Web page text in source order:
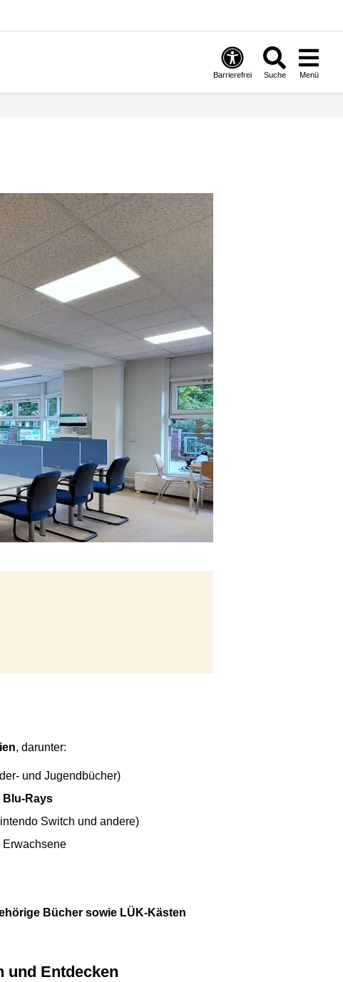
Barrierefrei Suche Menü
, darunter:
und Jugendbücher)
Blu-Rays
Switch und andere)
Erwachsene
Bücher sowie LÜK-Kästen
und Entdecken